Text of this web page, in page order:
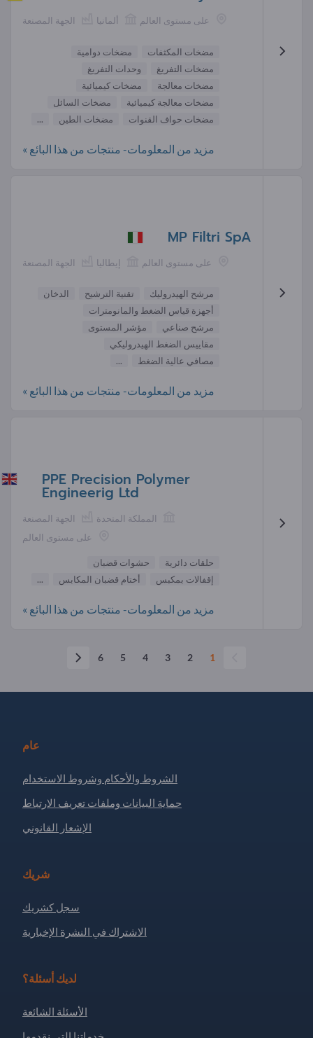
الجهة المصنعة ألمانيا على مستوى العالم
مضخات المكثفات
مضخات دوامية
مضخات التفريغ
وحدات التفريغ
مضخات معالجة
مضخات كيميائية
مضخات معالجة كيميائية
مضخات السائل
مضخات حواف القنوات
مضخات الطين ...
مزيد من المعلومات- منتجات من هذا البائع »
MP Filtri SpA
الجهة المصنعة إيطاليا على مستوى العالم
مرشح الهيدروليك تقنية الترشيح
الدخان
أجهزة قياس الضغط والمانومترات
مرشح صناعي
مؤشر المستوى
مقاييس الضغط الهيدروليكي
مصافي عالية الضغط
...
مزيد من المعلومات- منتجات من هذا البائع »
PPE Precision Polymer
Engineerig Ltd
الجهة المصنعة
المملكة المتحدة
على مستوى العالم
حلقات دائرية
حشوات قضبان
إقفالات بمكبس
أختام قضبان المكابس ...
مزيد من المعلومات- منتجات من هذا البائع »
1
2
3
4
5
6
عام
الشروط والأحكام وشروط الاستخدام
حماية البيانات وملفات تعريف الارتباط
الإشعار القانوني
شريك
سجل كشريك
الاشتراك في النشرة الإخبارية
لديك أسئلة؟
الأسئلة الشائعة